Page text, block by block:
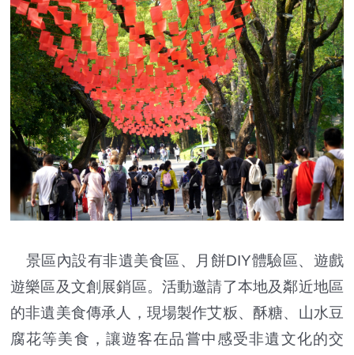
景區內設有非遺美食區、月餅DIY體驗區、遊戲
遊樂區及文創展銷區。活動邀請了本地及鄰近地區
的非遺美食傳承人，現場製作艾粄、酥糖、山水豆
腐花等美食，讓遊客在品嘗中感受非遺文化的交